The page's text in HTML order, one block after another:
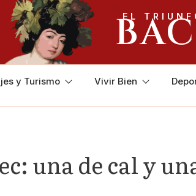
EL
y Turismo Vivir Bien
una de cal y